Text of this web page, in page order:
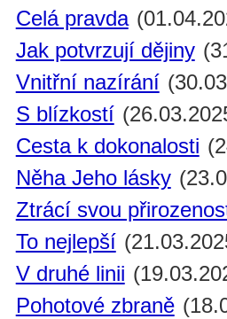
Celá pravda
Jak potvrzují dějiny
Vnitřní nazírání
S blízkostí
Cesta k dokonalosti
Něha Jeho lásky
Ztrácí svou
To nejlepší
V druhé linii
Pohotové zbraně